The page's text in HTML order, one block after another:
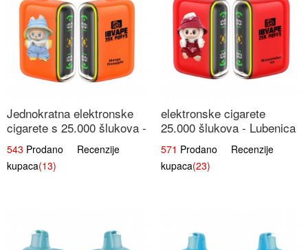
Jednokratna elektronske
cigarete s 25.000 šlukova -
Mango & Ananas |
Egzotična Voćna
Mješavina
543 Prodano Recenzije
kupaca(13)
elektronske cigarete
25.000 šlukova - Lubenica
Led | Osježavajući Ljetni
Okus
571 Prodano Recenzije
kupaca(23)